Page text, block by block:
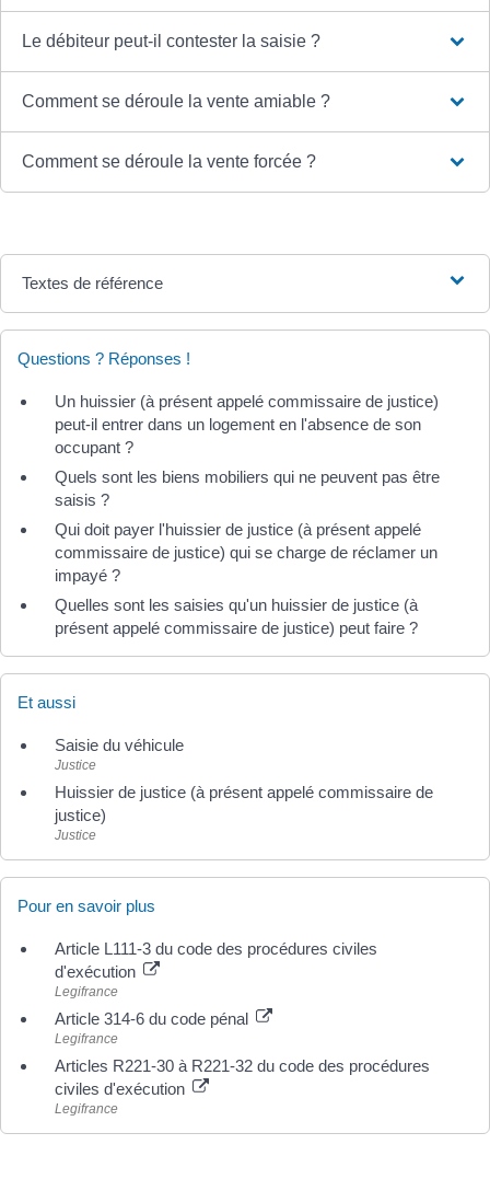
Le débiteur peut-il contester la saisie ?
Comment se déroule la vente amiable ?
Comment se déroule la vente forcée ?
Textes de référence
Questions ? Réponses !
Un huissier (à présent appelé commissaire de justice)
peut-il entrer dans un logement en l'absence de son
occupant ?
Quels sont les biens mobiliers qui ne peuvent pas être
saisis ?
Qui doit payer l'huissier de justice (à présent appelé
commissaire de justice) qui se charge de réclamer un
impayé ?
Quelles sont les saisies qu'un huissier de justice (à
présent appelé commissaire de justice) peut faire ?
Et aussi
Saisie du véhicule
Justice
Huissier de justice (à présent appelé commissaire de
justice)
Justice
Pour en savoir plus
Article L111-3 du code des procédures civiles
d'exécution
Legifrance
Article 314-6 du code pénal
Legifrance
Articles R221-30 à R221-32 du code des procédures
civiles d'exécution
Legifrance